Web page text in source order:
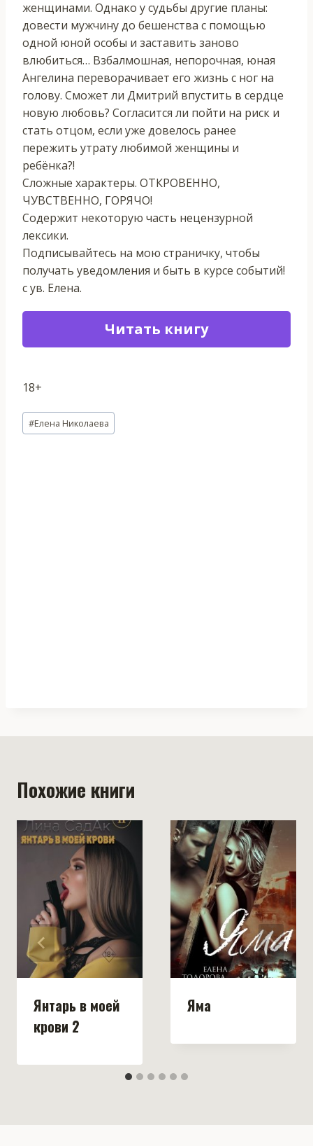
женщинами. Однако у судьбы другие планы:
довести мужчину до бешенства с помощью
одной юной особы и заставить заново
влюбиться… Взбалмошная, непорочная, юная
Ангелина переворачивает его жизнь с ног на
голову. Сможет ли Дмитрий впустить в сердце
новую любовь? Согласится ли пойти на риск и
стать отцом, если уже довелось ранее
пережить утрату любимой женщины и
ребёнка?!
Сложные характеры. ОТКРОВЕННО,
ЧУВСТВЕННО, ГОРЯЧО!
Содержит некоторую часть нецензурной
лексики.
Подписывайтесь на мою страничку, чтобы
получать уведомления и быть в курсе событий!
с ув. Елена.
Читать книгу
18+
Метки
записи:
#Елена Николаева
Похожие книги
Янтарь в моей
крови 2
Яма